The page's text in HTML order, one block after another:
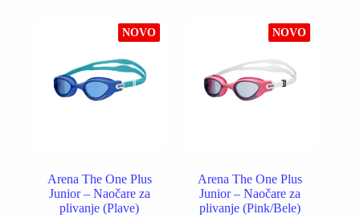
NOVO
Arena The One Plus
Junior – Naočare za
plivanje (Plave)
NOVO
Arena The One Plus
Junior – Naočare za
plivanje (Pink/Bele)